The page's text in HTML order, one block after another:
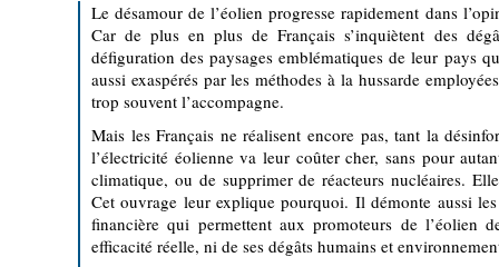
Le désamour de l’éolien progresse rapidement dans
Car de plus en plus de Français s’inquiètent des
défiguration des paysages emblématiques de leur pays
aussi exaspérés par les méthodes à la hussarde
trop souvent l’accompagne.
Mais les Français ne réalisent encore pas, tant la
l’électricité éolienne va leur coûter cher, sans pour
climatique, ou de supprimer de réacteurs nucléaires.
Cet ouvrage leur explique pourquoi. Il démonte aussi
financière qui permettent aux promoteurs de l’éolien
efficacité réelle, ni de ses dégâts humains et